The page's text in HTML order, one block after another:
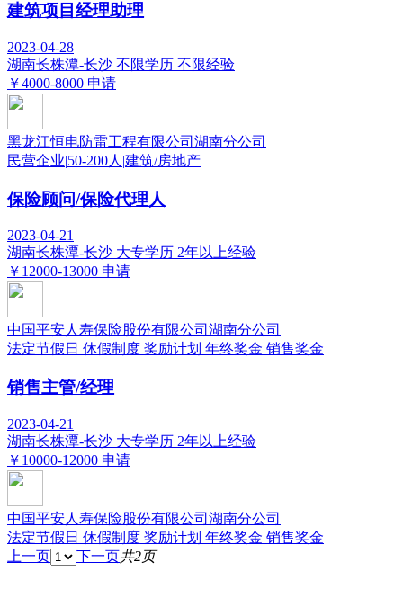
建筑项目经理助理
2023-04-28
湖南长株潭-长沙 不限学历 不限经验
￥4000-8000 申请
黑龙江恒电防雷工程有限公司湖南分公司
民营企业|50-200人 |建筑/房地产
保险顾问/保险代理人
2023-04-21
湖南长株潭-长沙 大专学历 2年以上经验
￥12000-13000 申请
中国平安人寿保险股份有限公司湖南分公司
法定节假日 休假制度 奖励计划 年终奖金 销售奖金
销售主管/经理
2023-04-21
湖南长株潭-长沙 大专学历 2年以上经验
￥10000-12000 申请
中国平安人寿保险股份有限公司湖南分公司
法定节假日 休假制度 奖励计划 年终奖金 销售奖金
上一页
下一页共2页